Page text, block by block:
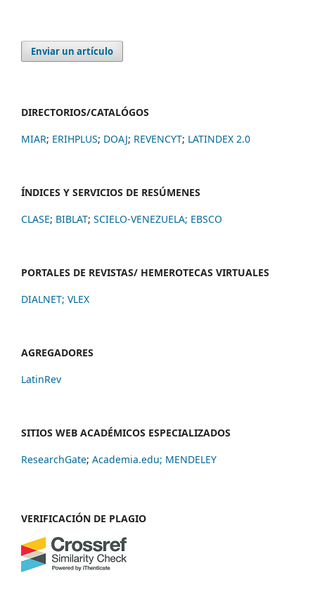
Enviar un artículo
DIRECTORIOS/CATALÓGOS
MIAR; ERIHPLUS; DOAJ; REVENCYT; LATINDEX 2.0
ÍNDICES Y SERVICIOS DE RESÚMENES
CLASE; BIBLAT; SCIELO-VENEZUELA; EBSCO
PORTALES DE REVISTAS/ HEMEROTECAS VIRTUALES
DIALNET; VLEX
AGREGADORES
LatinRev
SITIOS WEB ACADÉMICOS ESPECIALIZADOS
ResearchGate; Academia.edu; MENDELEY
VERIFICACIÓN DE PLAGIO